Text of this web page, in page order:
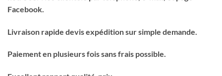
Facebook.
Livraison rapide devis expédition sur simple demande.
Paiement en plusieurs fois sans frais possible.